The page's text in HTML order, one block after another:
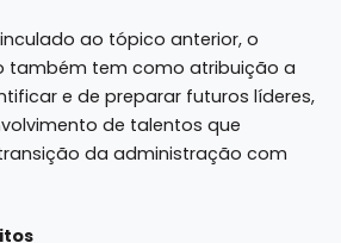
ao tópico anterior, o
também tem como atribuição a
e de preparar futuros líderes,
de talentos que
da administração com